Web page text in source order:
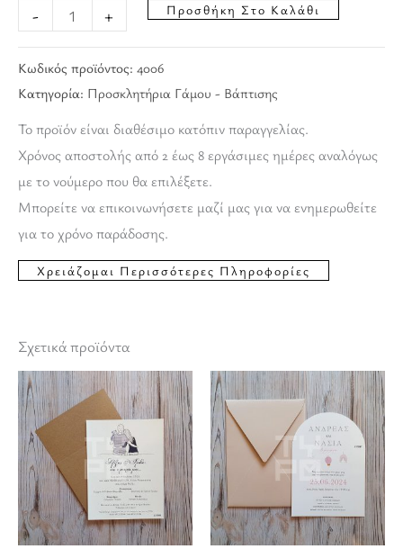
- + Προσθήκη Στο Καλάθι
Κωδικός προϊόντος: 4006
Κατηγορία: Προσκλητήρια Γάμου - Βάπτισης
Το προϊόν είναι διαθέσιμο κατόπιν παραγγελίας.
Χρόνος αποστολής από 2 έως 8 εργάσιμες ημέρες αναλόγως
με το νούμερο που θα επιλέξετε.
Μπορείτε να επικοινωνήσετε μαζί μας για να ενημερωθείτε
για το χρόνο παράδοσης.
Σχετικά προϊόντα